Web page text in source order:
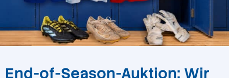
End-of-Season-Auktion: Wir